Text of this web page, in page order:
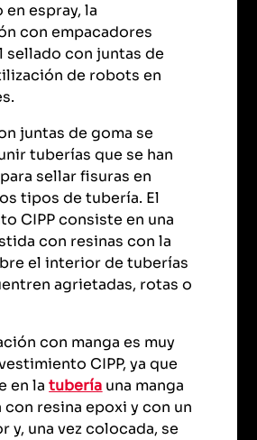
espray, la
con empacadores
sellado con juntas de
de robots en
juntas de goma se
tuberías que se han
sellar fisuras en
tipos de tubería. El
CIPP consiste en una
con resinas con la
el interior de tuberías
agrietadas, rotas o
con manga es muy
CIPP, ya que
en latubería una manga
resina epoxi y con un
y, una vez colocada, se